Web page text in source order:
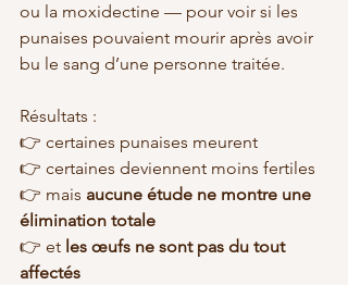
ou la moxidectine — pour voir si les
punaises pouvaient mourir après avoir
bu le sang d’une personne traitée.
Résultats :
👉 certaines punaises meurent
👉 certaines deviennent moins fertiles
👉 mais aucune étude ne montre une
élimination totale
👉 et les œufs ne sont pas du tout
affectés